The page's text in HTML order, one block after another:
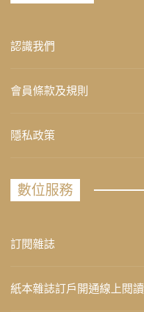
認識我們
會員條款及規則
隱私政策
數位服務
訂閱雜誌
紙本雜誌訂戶開通線上閱讀